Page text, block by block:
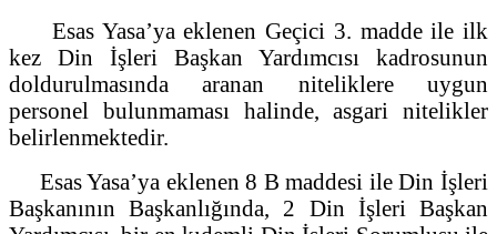
Esas Yasa’ya eklenen Geçici 3. madde ile ilk
kez Din İşleri Başkan Yardımcısı kadrosunun
doldurulmasında aranan niteliklere uygun
personel bulunmaması halinde, asgari nitelikler
belirlenmektedir.
Esas Yasa’ya eklenen 8 B maddesi ile Din İşleri
Başkanının Başkanlığında, 2 Din İşleri Başkan